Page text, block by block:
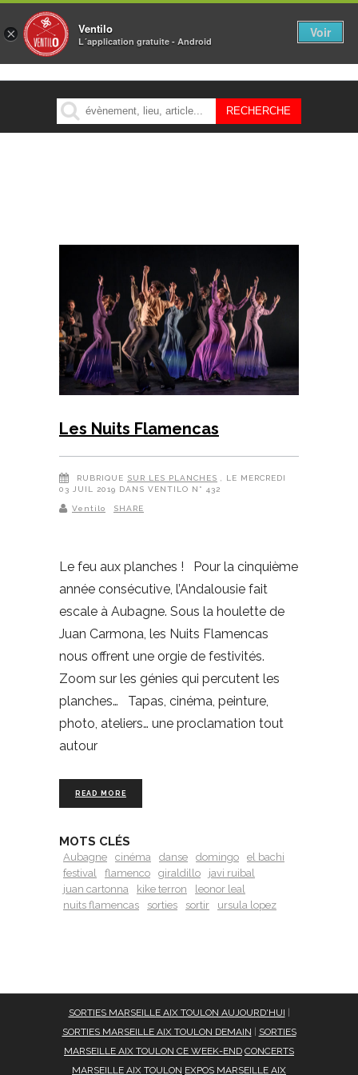
MENU
Les Nuits Flamencas
RUBRIQUE SUR LES PLANCHES
, LE MERCREDI
03 JUIL 2019 DANS VENTILO N° 432
Ventilo SHARE
Le feu aux planches ! Pour la cinquième
année consécutive, l’Andalousie fait
escale à Aubagne. Sous la houlette de
Juan Carmona, les Nuits Flamencas
nous offrent une orgie de festivités.
Zoom sur les génies qui percutent les
planches… Tapas, cinéma, peinture,
photo, ateliers… une proclamation tout
autour
READ MORE
MOTS CLÉS
Aubagne cinéma danse domingo
el bachi
festival
flamenco giraldillo
javi ruibal
juan cartonna
kike terron
leonor leal
nuits flamencas
sorties sortir ursula lopez
SORTIES MARSEILLE AIX TOULON AUJOURD'HUI
SORTIES MARSEILLE AIX TOULON DEMAIN
SORTIES
MARSEILLE AIX TOULON CE WEEK-END CONCERTS
MARSEILLE AIX TOULON EXPOS MARSEILLE AIX
× Ventilo
L´application gratuite - Android
Voir